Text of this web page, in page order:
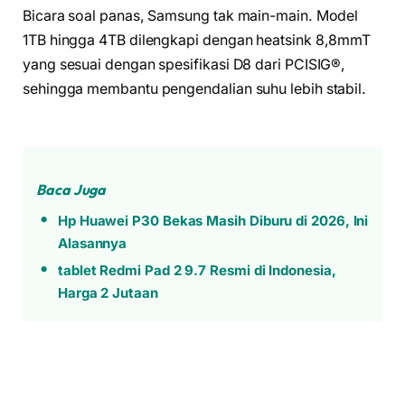
Bicara soal panas, Samsung tak main-main. Model
1TB hingga 4TB dilengkapi dengan heatsink 8,8mmT
yang sesuai dengan spesifikasi D8 dari PCISIG®,
sehingga membantu pengendalian suhu lebih stabil.
Baca Juga
Hp Huawei P30 Bekas Masih Diburu di 2026, Ini
Alasannya
tablet Redmi Pad 2 9.7 Resmi di Indonesia,
Harga 2 Jutaan